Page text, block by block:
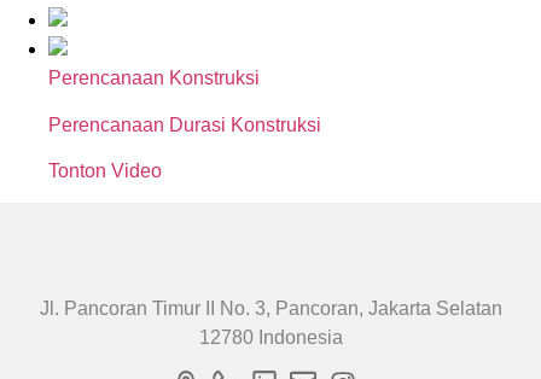
Perencanaan Konstruksi
Perencanaan Durasi Konstruksi
Tonton Video
Jl. Pancoran Timur II No. 3, Pancoran, Jakarta Selatan
12780 Indonesia